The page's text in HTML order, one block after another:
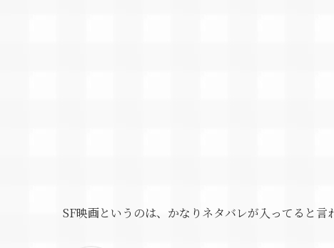
SF映画というのは、かなりネタバレが入ってると言